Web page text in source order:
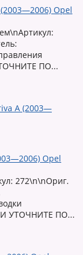
Opel
ПО...
Opel
272\n\nОриг.
УТОЧНИТЕ ПО...